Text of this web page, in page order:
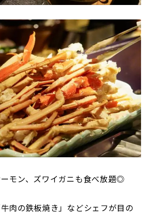
モン、ズワイガニも食べ放題◎
牛肉の鉄板焼き」などシェフが目の